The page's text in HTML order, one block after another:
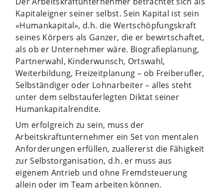
Kapitaleigner seiner selbst. Sein Kapital ist sein
«Humankapital», d.h. die Wertschöpfungskraft
seines Körpers als Ganzer, die er bewirtschaftet,
als ob er Unternehmer wäre. Biografieplanung,
Partnerwahl, Kinderwunsch, Ortswahl,
Weiterbildung, Freizeitplanung – ob Freiberufler,
Selbständiger oder Lohnarbeiter – alles steht
unter dem selbstauferlegten Diktat seiner
Humankapitalrendite.
Um erfolgreich zu sein, muss der
Arbeitskraftunternehmer ein Set von mentalen
Anforderungen erfüllen, zuallererst die Fähigkeit
zur Selbstorganisation, d.h. er muss aus
eigenem Antrieb und ohne Fremdsteuerung
allein oder im Team arbeiten können.